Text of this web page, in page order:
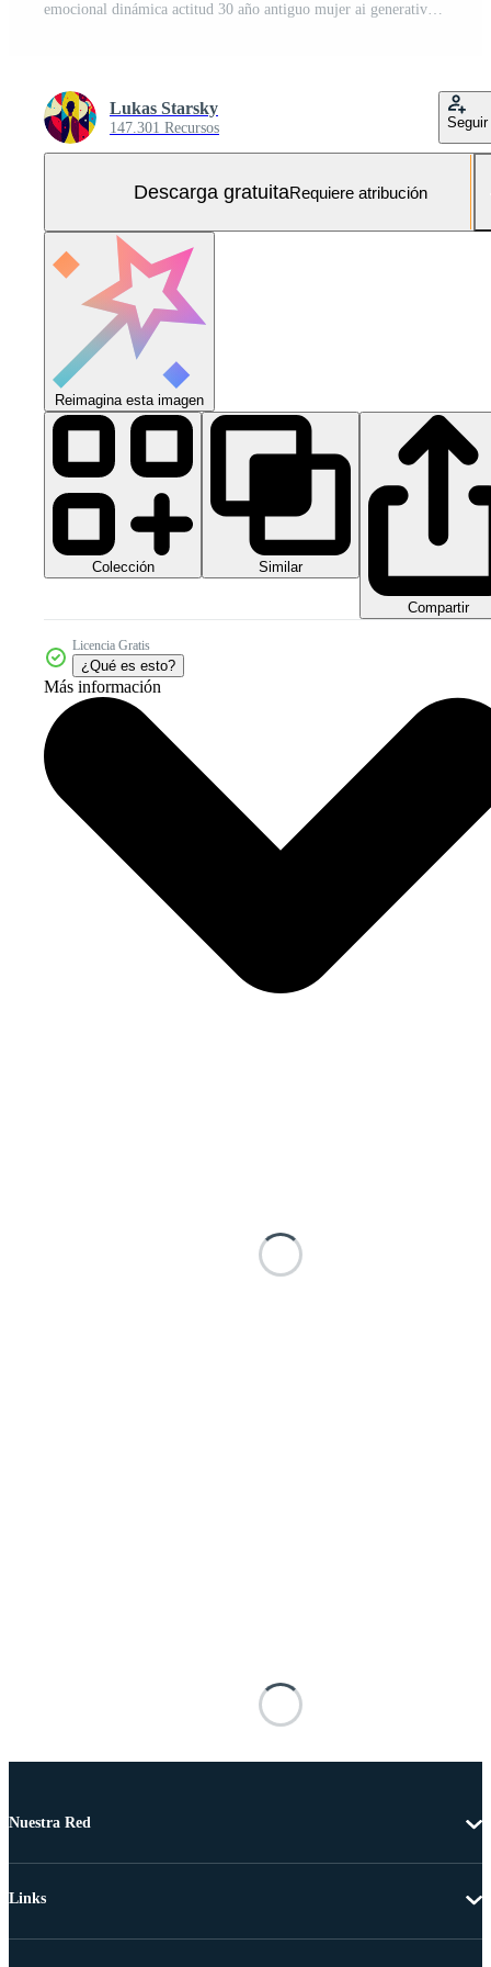
emocional dinámica actitud 30 año antiguo mujer ai generativo Foto Gratis
Lukas Starsky
147.301 Recursos Seguir
Descarga gratuitaRequiere atribución
Reimagina esta imagen
Colección Similar
Compartir
Licencia Gratis
¿Qué es esto?
Más información
Nuestra Red
Links